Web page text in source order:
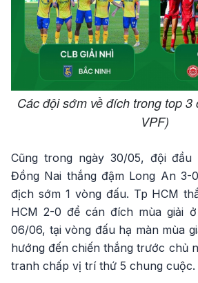
Các đội sớm về đích trong top 3
VPF)
Cũng trong ngày 30/05, đội đầu
Đồng Nai thắng đậm Long An 3-
địch sớm 1 vòng đấu. Tp HCM
HCM 2-0 để cán đích mùa giải
06/06, tại vòng đấu hạ màn mùa
hướng đến chiến thắng trước chủ
tranh chấp vị trí thứ 5 chung cuộc.